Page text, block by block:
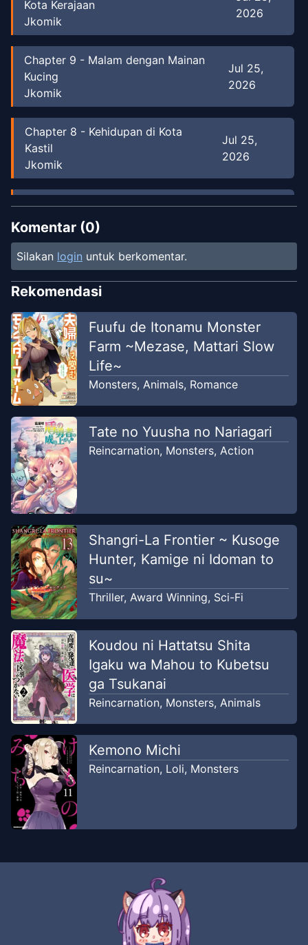
Kota Kerajaan
Jkomik
2026
Chapter 9 - Malam dengan Mainan
Kucing
Jkomik
Jul 25,
2026
Chapter 8 - Kehidupan di Kota
Kastil
Jkomik
Jul 25,
2026
Chapter7-Kucing Putih dan Gadis
Petualang
Jkomik
Jul 16,
Chapter6-Kucing Putih dan
Gadis Kecil
Jul 16,
Chapter5-
Kucing Hitam dan
Petualang Pemula
Jkomik
Jul 10,
Chapter4-Kucing Hitam dan
Pangeran
Jkomik
Jul 10,
2026
Chapter3-
Paman Berbulu
Jkomik
2026
Chapter2- Induk Kucing & Gadis
Kecil
Jkomik
Jul 7,
2026
Chapter1-Kucing dan Naga
Jkomik
Jul 7, 2026
Komentar (0)
Silakan login untuk berkomentar.
Rekomendasi
Fuufu de Itonamu Monster
Farm ~Mezase, Mattari Slow
Life~
Monsters, Animals, Romance
Tate no Yuusha no Nariagari
Reincarnation, Monsters, Action
Shangri-La Frontier ~ Kusoge
Hunter, Kamige ni Idoman to
su~
Thriller, Award Winning, Sci-Fi
Koudou ni Hattatsu Shita
Igaku wa Mahou to Kubetsu
ga Tsukanai
Reincarnation, Monsters, Animals
Kemono Michi
Reincarnation, Loli, Monsters